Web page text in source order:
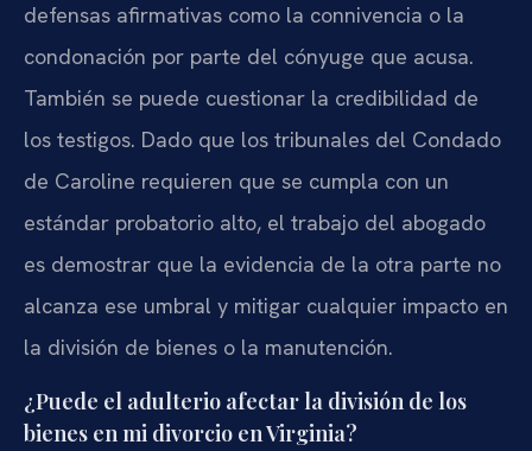
defensas afirmativas como la connivencia o la
condonación por parte del cónyuge que acusa.
También se puede cuestionar la credibilidad de
los testigos. Dado que los tribunales del Condado
de Caroline requieren que se cumpla con un
estándar probatorio alto, el trabajo del abogado
es demostrar que la evidencia de la otra parte no
alcanza ese umbral y mitigar cualquier impacto en
la división de bienes o la manutención.
¿Puede el adulterio afectar la división de los
bienes en mi divorcio en Virginia?